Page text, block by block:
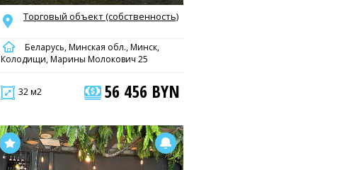
Торговый объект (собственность)
Беларусь, Минская обл., Минск,
Колодищи, Марины Молокович 25
32 м2 56 456 BYN